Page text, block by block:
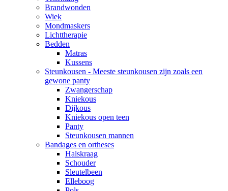
Brandwonden
Wiek
Mondmaskers
Lichttherapie
Bedden
Matras
Kussens
Steunkousen - Meeste steunkousen zijn zoals een
gewone panty
Zwangerschap
Kniekous
Dijkous
Kniekous open teen
Panty
Steunkousen mannen
Bandages en ortheses
Halskraag
Schouder
Sleutelbeen
Elleboog